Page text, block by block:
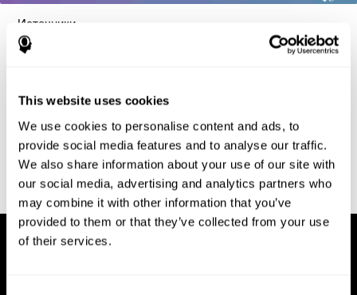
This website uses cookies
We use cookies to personalise content and ads, to
provide social media features and to analyse our traffic.
We also share information about your use of our site with
our social media, advertising and analytics partners who
may combine it with other information that you’ve
provided to them or that they’ve collected from your use
of their services.
Источники
Greenberg, L. M., Kindschi, C. L., & Corman, C. L. (1996).
Stroop, J. R (1935). Studies of interference in serial verbal
reactions. Journal of experimental psychology, 18(6), 643.
Whiteside A., A synopsis of the Vienna Test System: A computer
aided psychological diagnosis. JOPED, 2002, 5 (1), 41–50.